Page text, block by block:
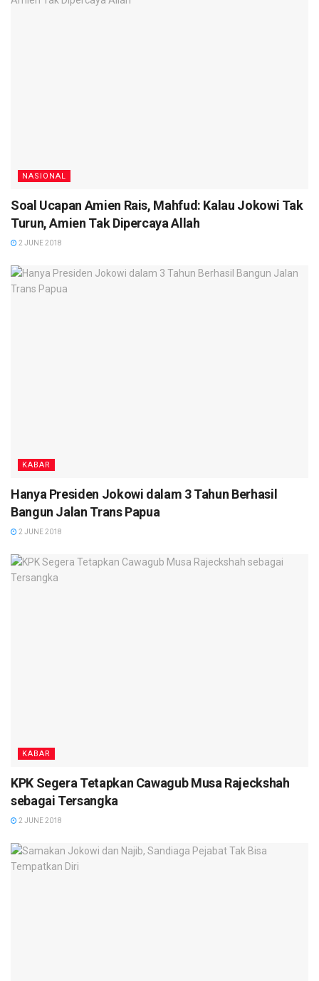
NASIONAL
Soal Ucapan Amien Rais, Mahfud: Kalau Jokowi Tak
Turun, Amien Tak Dipercaya Allah
2 JUNE 2018
KABAR
Hanya Presiden Jokowi dalam 3 Tahun Berhasil
Bangun Jalan Trans Papua
2 JUNE 2018
KABAR
KPK Segera Tetapkan Cawagub Musa Rajeckshah
sebagai Tersangka
2 JUNE 2018